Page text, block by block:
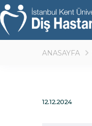
ANASAYFA
12.12.2024